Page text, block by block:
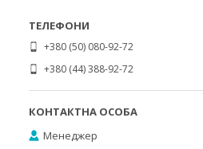
+380 (50) 080-92-72
+380 (44) 388-92-72
Менеджер